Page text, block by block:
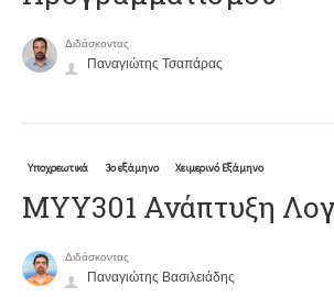
Διδάσκοντας
Παναγιώτης Τσαπάρας
Υποχρεωτικά 3ο εξάμηνο Χειμερινό Εξάμηνο
ΜΥΥ301 Ανάπτυξη
Διδάσκοντας
Παναγιώτης Βασιλειάδης